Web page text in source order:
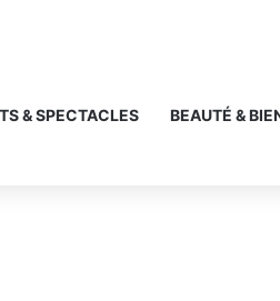
& SPECTACLES BEAUTÉ &